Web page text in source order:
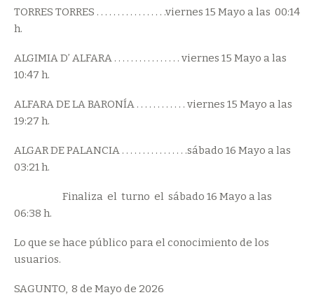
TORRES TORRES . . . . . . . . . . . . . . . . .viernes 15 Mayo a las 00:14
h.
ALGIMIA D’ ALFARA . . . . . . . . . . . . . . . . viernes 15 Mayo a las
10:47 h.
ALFARA DE LA BARONÍA . . . . . . . . . . . . viernes 15 Mayo a las
19:27 h.
ALGAR DE PALANCIA . . . . . . . . . . . . . . . .sábado 16 Mayo a las
03:21 h.
Finaliza el turno el sábado 16 Mayo a las
06:38 h.
Lo que se hace público para el conocimiento de los
usuarios.
SAGUNTO, 8 de Mayo de 2026